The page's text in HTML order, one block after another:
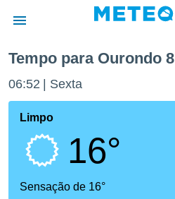
da
foi
fornecidas
a este
Tempo para Ourondo
06:52 Sexta
Limpo
16°
Sensação de 16°